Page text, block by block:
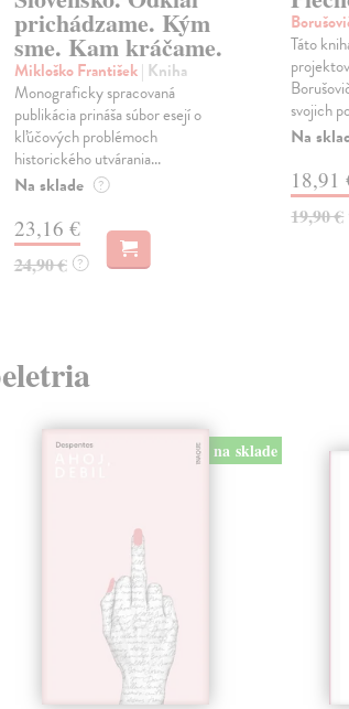
prichádzame. Kým
sme. Kam kráčame.
Mikloško František| Kniha
Monograficky spracovaná
publikácia prináša súbor esejí o
kľúčových problémoch
historického utvárania...
Na sklade ?
23,16 €
24,90 € ?
Táto
svojich
Na
18,91
19,90 €
na sklade